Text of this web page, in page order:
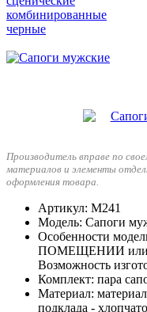
Производитель вправе по
материалов и элементы
оформления товара.
Артикул: М241
Модель: Сапоги
Особенности
ПОМЕЩЕНИИ или
Возможность
Комплект: пара
Материал:
подклада -